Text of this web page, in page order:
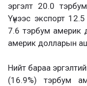
эргэлт 20.0
Үүнээс экспорт
7.6 тэрбум америк
америк долларын
Нийт бараа
(16.9%) тэрбум